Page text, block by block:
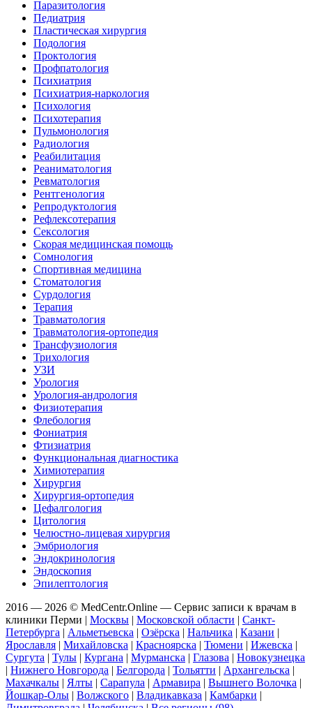
Паразитология
Педиатрия
Пластическая хирургия
Подология
Проктология
Профпатология
Психиатрия
Психиатрия-наркология
Психология
Психотерапия
Пульмонология
Радиология
Реабилитация
Реаниматология
Ревматология
Рентгенология
Репродуктология
Рефлексотерапия
Сексология
Скорая медицинская помощь
Сомнология
Спортивная медицина
Стоматология
Сурдология
Терапия
Травматология
Травматология-ортопедия
Трансфузиология
Трихология
УЗИ
Урология
Урология-андрология
Физиотерапия
Флебология
Фониатрия
Фтизиатрия
Функциональная диагностика
Химиотерапия
Хирургия
Хирургия-ортопедия
Цефалгология
Цитология
Челюстно-лицевая хирургия
Эмбриология
Эндокринология
Эндоскопия
Эпилептология
2016 — 2026 © MedCentr.Online — Сервис записи к врачам в
клиники Перми | Москвы | Московской области | Санкт-
Петербурга | Альметьевска | Озёрска | Нальчика | Казани |
Ярославля | Михайловска | Красноярска | Тюмени | Ижевска |
Сургута | Тулы | Кургана | Мурманска | Глазова | Новокузнецка
| Нижнего Новгорода | Белгорода | Тольятти | Архангельска |
Махачкалы | Ялты | Сарапула | Армавира | Вышнего Волочка |
Йошкар-Олы | Волжского | Владикавказа | Камбарки |